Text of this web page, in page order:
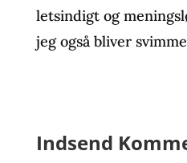
letsindigt og
jeg også bliver
Indsend